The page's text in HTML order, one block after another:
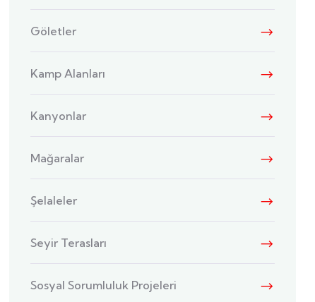
Göletler
Kamp Alanları
Kanyonlar
Mağaralar
Şelaleler
Seyir Terasları
Sosyal Sorumluluk Projeleri